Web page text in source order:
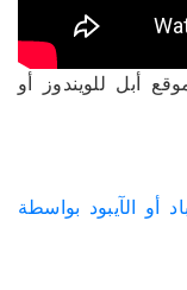
أبل للويندوز أو
أو الآيبود بواسطة